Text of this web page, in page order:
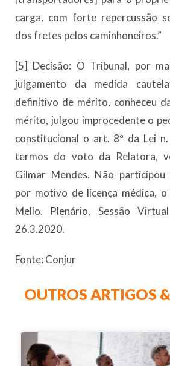
carga, com forte repercussão
dos fretes pelos caminhoneiros.”
[5] Decisão: O Tribunal, por
julgamento da medida
definitivo de mérito, conheceu
mérito, julgou improcedente o
constitucional o art. 8º da Lei
termos do voto da Relatora,
Gilmar Mendes. Não participou
por motivo de licença médica,
Mello. Plenário, Sessão
26.3.2020.
Fonte: Conjur
OUTROS ARTIGOS